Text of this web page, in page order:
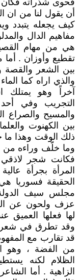
فحوى شذراته فكان
أن يقول لنا من
كيف يجعله يتبدد
مفاهيم الدال
هي من مهام
تقطيع وأوزان . أما
بين الشعر والقصة
والذي اراه كما
آخراً وهو يمتلك
التجريب وفي
والمسيح والصراع
بين الكهنوت
ذلك الوقت وهذا
وما خلّف وراءه من
فكانت شجر
المرأة بجرأة
الحقيقة فسوريا
مجلس سيف الدولة
عزف ولحون عن
لها فعلها
وقد تطرق في شعره
قد تقارب مع
من الفضة ، وهو
الظلام لكنه
الزاهية . أما